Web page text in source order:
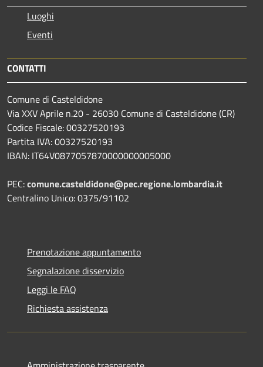
Luoghi
Eventi
CONTATTI
Comune di Casteldidone
Via XXV Aprile n.20 - 26030 Comune di Casteldidone (CR)
Codice Fiscale: 00327520193
Partita IVA: 00327520193
IBAN: IT64V0877057870000000005000
PEC:comune.casteldidone@pec.regione.lombardia.it
Centralino Unico: 0375/91102
Prenotazione appuntamento
Segnalazione disservizio
Leggi le FAQ
Richiesta assistenza